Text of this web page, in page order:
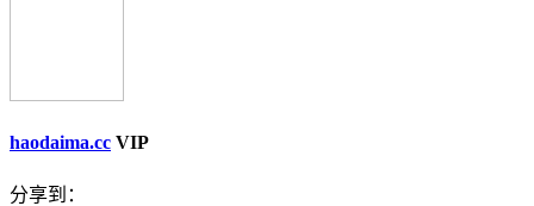
haodaima.cc VIP
分享到：